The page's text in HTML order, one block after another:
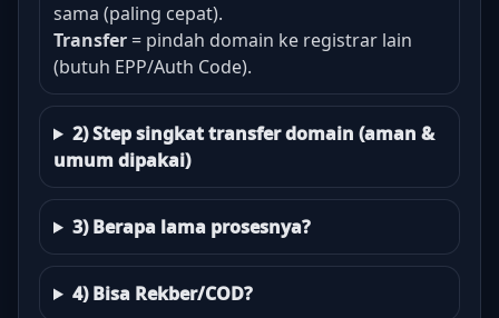
sama (paling cepat).
Transfer = pindah domain ke registrar lain
(butuh EPP/Auth Code).
2) Step singkat transfer domain (aman &
umum dipakai)
3) Berapa lama prosesnya?
4) Bisa Rekber/COD?